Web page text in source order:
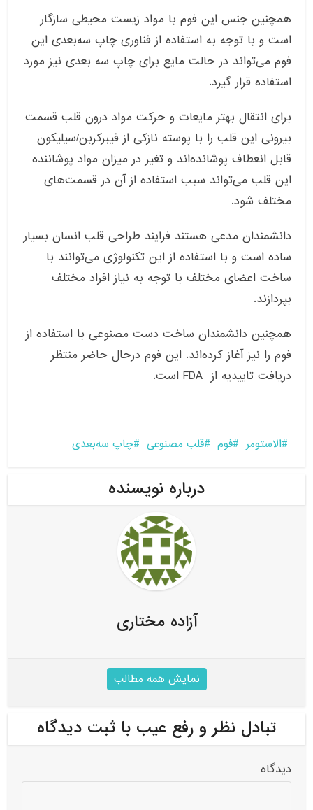
همچنین جنس این فوم با مواد زیست محیطی سازگار
است و با توجه به استفاده از فناوری چاپ سه‌بعدی این
فوم می‌تواند در حالت مایع برای چاپ سه بعدی نیز مورد
استفاده قرار گیرد.
برای انتقال بهتر مایعات و حرکت مواد درون قلب قسمت
بیرونی این قلب را با پوسته نازکی از فیبرکربن/سیلیکون
قابل انعطاف پوشانده‌اند و تغیر در میزان مواد پوشاننده
این قلب می‌تواند سبب استفاده از آن در قسمت‌های
مختلف شود.
دانشمندان مدعی هستند فرایند طراحی قلب انسان بسیار
ساده است و با استفاده از این تکنولوژی می‌توانند با
ساخت اعضای مختلف با توجه به نیاز افراد مختلف
بپردازند.
همچنین دانشمندان ساخت دست مصنوعی با استفاده از
فوم را نیز آغاز کرده‌اند. این فوم درحال حاضر منتظر
دریافت تاییدیه از FDA است.
الاستومر فوم قلب مصنوعی چاپ سه‌بعدی
درباره نویسنده
آزاده مختاری
نمایش همه مطالب
تبادل نظر و رفع عیب با ثبت دیدگاه
دیدگاه